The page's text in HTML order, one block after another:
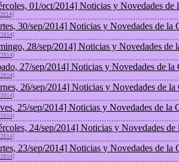
01/oct/2014] Noticias y Novedades de
30/sep/2014] Noticias y Novedades de la
28/sep/2014] Noticias y Novedades de
27/sep/2014] Noticias y Novedades de la
26/sep/2014] Noticias y Novedades de la
25/sep/2014] Noticias y Novedades de la
24/sep/2014] Noticias y Novedades de
23/sep/2014] Noticias y Novedades de la